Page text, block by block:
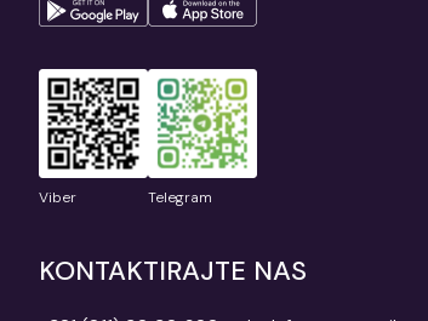
Viber Telegram
KONTAKTIRAJTE NAS